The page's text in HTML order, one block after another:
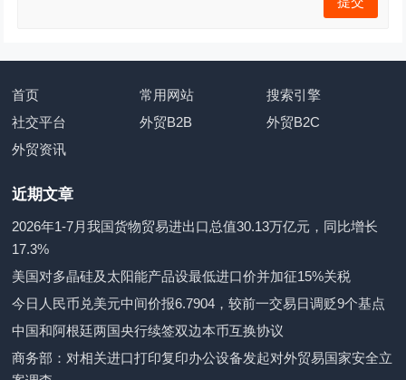
首页 常用网站
搜索引擎
社交平台
外贸B2B
外贸B2C
外贸资讯
近期文章
2026年1-7月我国货物贸易进出口总值30.13万亿元，同比增长
17.3%
美国对多晶硅及太阳能产品设最低进口价并加征15%关税
今日人民币兑美元中间价报6.7904，较前一交易日调贬9个基点
中国和阿根廷两国央行续签双边本币互换协议
商务部：对相关进口打印复印办公设备发起对外贸易国家安全立